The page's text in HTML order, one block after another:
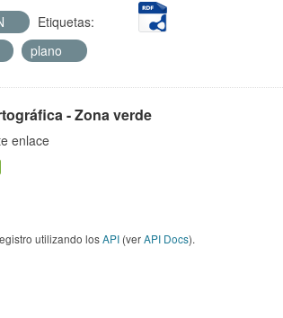
Etiquetas:
plano
- Zona verde
enlace
utilizando losAPI (verAPI Docs).